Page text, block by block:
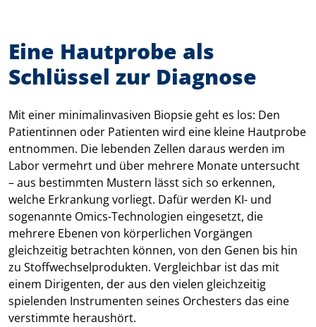
Eine Hautprobe als
Schlüssel zur Diagnose
Mit einer minimalinvasiven Biopsie geht es los: Den
Patientinnen oder Patienten wird eine kleine Hautprobe
entnommen. Die lebenden Zellen daraus werden im
Labor vermehrt und über mehrere Monate untersucht
– aus bestimmten Mustern lässt sich so erkennen,
welche Erkrankung vorliegt. Dafür werden KI- und
sogenannte Omics-Technologien eingesetzt, die
mehrere Ebenen von körperlichen Vorgängen
gleichzeitig betrachten können, von den Genen bis hin
zu Stoffwechselprodukten. Vergleichbar ist das mit
einem Dirigenten, der aus den vielen gleichzeitig
spielenden Instrumenten seines Orchesters das eine
verstimmte heraushört.